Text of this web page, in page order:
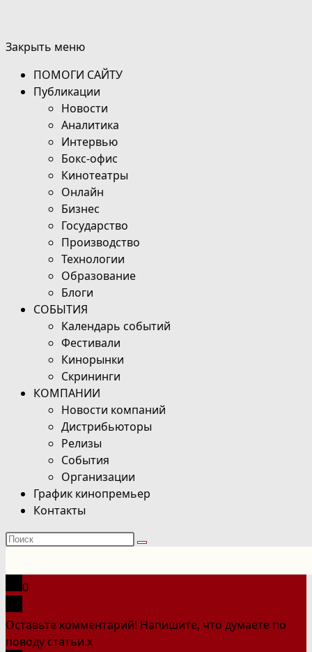
Закрыть меню
ПОМОГИ САЙТУ
Публикации
Новости
Аналитика
Интервью
Бокс-офис
Кинотеатры
Онлайн
Бизнес
Государство
Производство
Технологии
Образование
Блоги
СОБЫТИЯ
Календарь событий
Фестивали
Кинорынки
Скрининги
КОМПАНИИ
Новости компаний
Дистрибьюторы
Релизы
События
Организации
График кинопремьер
Контакты
Поиск
сайте
0
Оставьте комментарий! Напишите, что думаете по
поводу статьи.x